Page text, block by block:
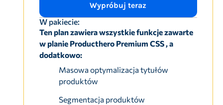
Wypróbuj teraz
W pakiecie:
Ten plan zawiera wszystkie funkcje zawarte
w planie Producthero Premium CSS , a
dodatkowo:
Masowa optymalizacja tytułów
produktów
Segmentacja produktów